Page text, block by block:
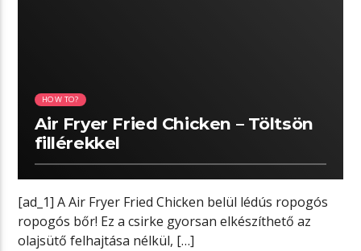
HOW TO?
Air Fryer Fried Chicken – Töltsön
fillérekkel
[ad_1] A Air Fryer Fried Chicken belül lédús ropogós
ropogós bőr! Ez a csirke gyorsan elkészíthető az
olajsütő felhajtása nélkül, […]